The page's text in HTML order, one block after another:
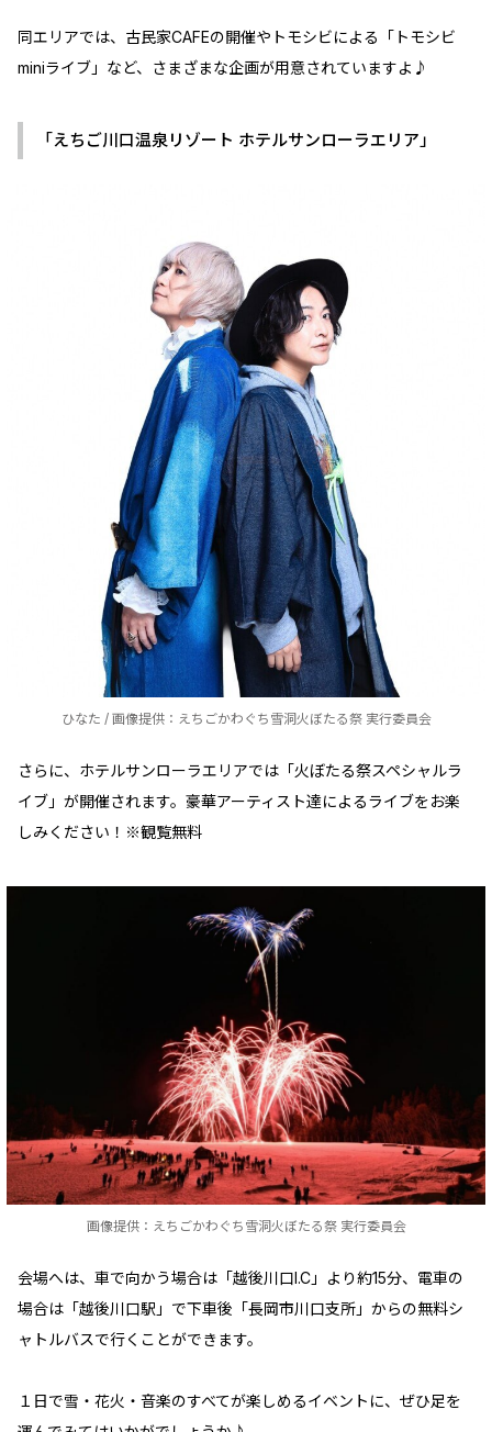
同エリアでは、古民家CAFEの開催やトモシビによる「トモシビ
miniライブ」など、さまざまな企画が用意されていますよ♪
「えちご川口温泉リゾート ホテルサンローラエリア」
ひなた / 画像提供：えちごかわぐち雪洞火ぼたる祭 実行委員会
さらに、ホテルサンローラエリアでは「火ぼたる祭スペシャルラ
イブ」が開催されます。豪華アーティスト達によるライブをお楽
しみください！※観覧無料
画像提供：えちごかわぐち雪洞火ぼたる祭 実行委員会
会場へは、車で向かう場合は「越後川口I.C」より約15分、電車の
場合は「越後川口駅」で下車後「長岡市川口支所」からの無料シ
ャトルバスで行くことができます。
１日で雪・花火・音楽のすべてが楽しめるイベントに、ぜひ足を